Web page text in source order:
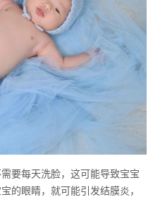
要每天洗脸，这可能导致宝宝
的眼睛，就可能引发结膜炎，